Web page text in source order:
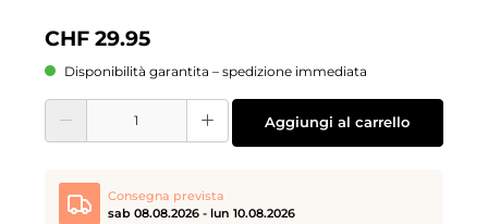
CHF 29.95
Disponibilità garantita – spedizione immediata
Quantità del prodotto: inserisci la quantità desiderata o usa i pulsanti per
Aggiungi al carrello
Consegna prevista
sab 08.08.2026 - lun 10.08.2026